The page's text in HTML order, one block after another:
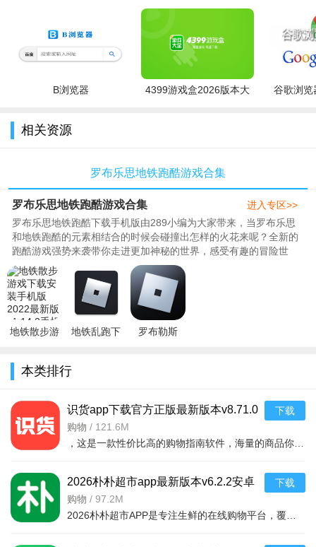
3、游戏说明里面又新增了多个不同的角色,带来了很多新的能
力玩家可以来这里解锁体验玩法很随心可别错过了.
B浏览器
4399游戏盒2026版本大
谷歌浏览
相关资源
罗布乐思地铁跑酷游戏合集
罗布乐思地铁跑酷游戏合集
罗布乐思地铁跑酷下载手机版由289小编为大家带来，当罗布乐思
和地铁跑酷的元素相结合的时候会碰撞出怎样的火花来呢？全新的
跑酷游戏强势来袭带你走进更加神秘的世界，感受有趣的冒险世
界，随时切换不同的人物场景和模式，不断提升自己的速度，穿过
重重困难和危险，顺利的度过每一个精彩的瞬间。289为大家带来
了罗布乐思地铁跑酷模组，罗布乐思subwaysurfers,roblox地铁跑
酷模拟器,喜欢这个手游的玩家千..
进入专区>>
地铁散步游
最新版
版
地铁乱跑下
最新版
罗布勒斯
v2.715.1115
最新版
本类排行
识货app下载官方正版最新版本v8.71.0
安卓版
购物 / 121.6M
下载
2026朴朴超市app最新版本v6.2.2安卓
最新版
购物 / 97.2M
下载